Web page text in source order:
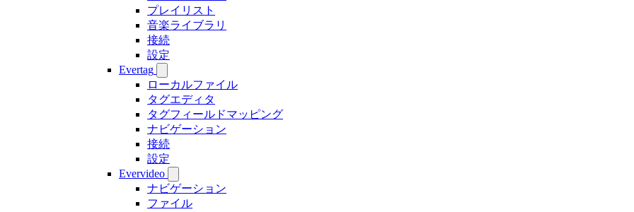
プレイリスト
音楽ライブラリ
接続
設定
Evertag
ローカルファイル
タグエディタ
タグフィールドマッピング
ナビゲーション
接続
設定
Evervideo
ナビゲーション
ファイル